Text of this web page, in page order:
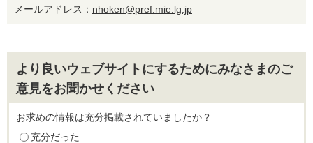
メールアドレス： nhoken@pref.mie.lg.jp
より良いウェブサイトにするためにみなさまのご
意見をお聞かせください
お求めの情報は充分掲載されていましたか？
充分だった